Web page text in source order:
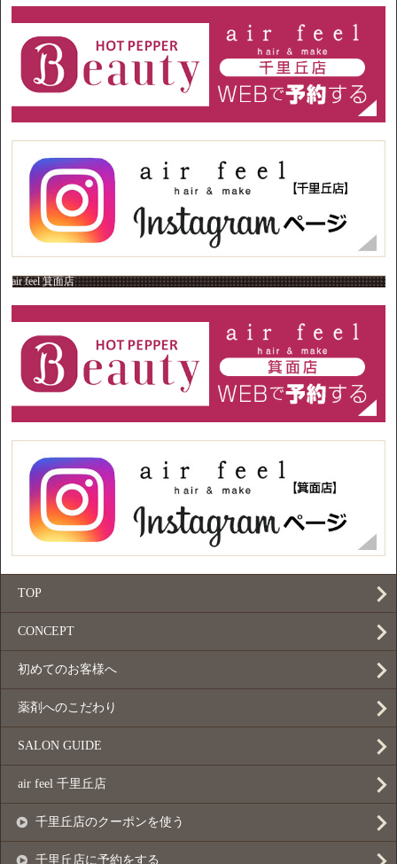
air feel 箕面店
TOP
CONCEPT
初めてのお客様へ
薬剤へのこだわり
SALON GUIDE
air feel 千里丘店
千里丘店のクーポンを使う
千里丘店に予約をする